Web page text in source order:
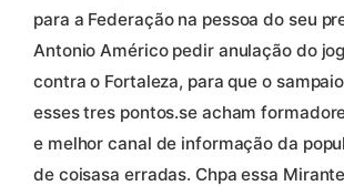
para a Federação na pessoa do seu
Antonio Américo pedir anulação do
contra o Fortaleza, para que o
esses tres pontos.se acham
e melhor canal de informação da
de coisasa erradas. Chpa essa